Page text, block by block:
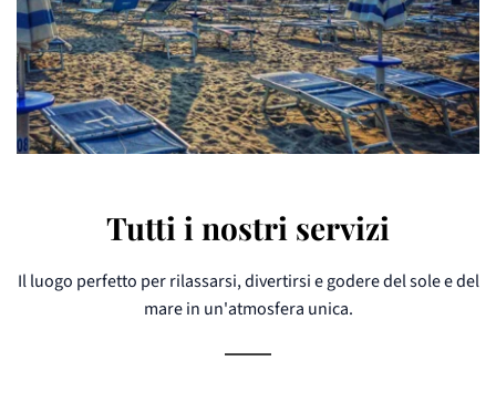
Tutti i nostri servizi
Il luogo perfetto per rilassarsi, divertirsi e godere del sole e del
mare in un'atmosfera unica.